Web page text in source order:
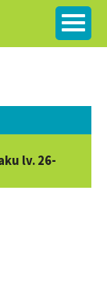
lv. 26-